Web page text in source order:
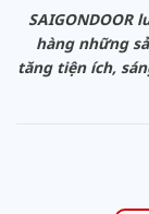
SAIGONDOOR
hàng những
tăng tiện ích,